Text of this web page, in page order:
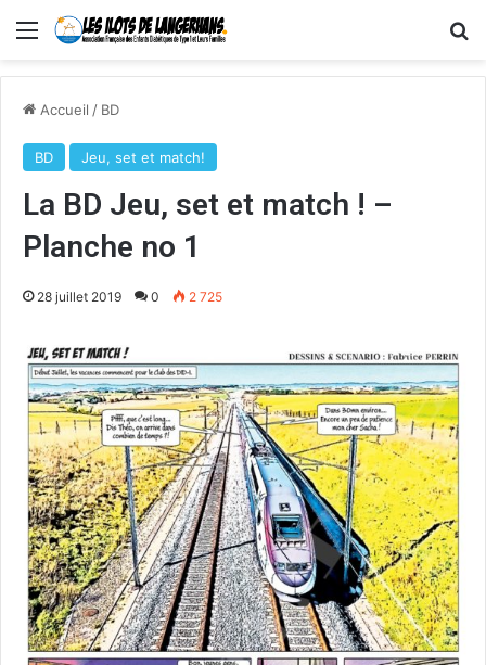
Menu
Accueil / BD
BD Jeu, set et match!
La BD Jeu, set et match ! –
Planche no 1
28 juillet 2019 0 2 725